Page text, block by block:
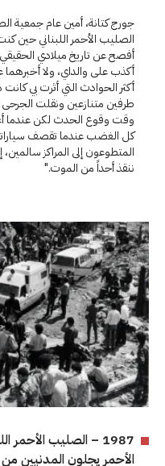
جورج كتانة، أمين عام جمعية
الصليب الأحمر اللبناني حين
أفصح عن تاريخ ميلادي
أكذب على والداي، ولا
أكثر الحوادث التي أثرت بي
طرفين متنازعين ونقلت
وقت وقوع الحدث لكن عندما
كل الغضب عندما تقصف
المتطوعون إلى المراكز
ننقذ أحداً من الموت."
1987 – الصليب
الأحمر يجلون المدنيين